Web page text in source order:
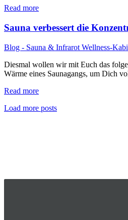
Read more
Sauna verbessert die
Blog - Sauna & Infrarot Wellness-
Diesmal wollen wir mit Euch das
Wärme eines Saunagangs, um Dich
Read more
Load more posts